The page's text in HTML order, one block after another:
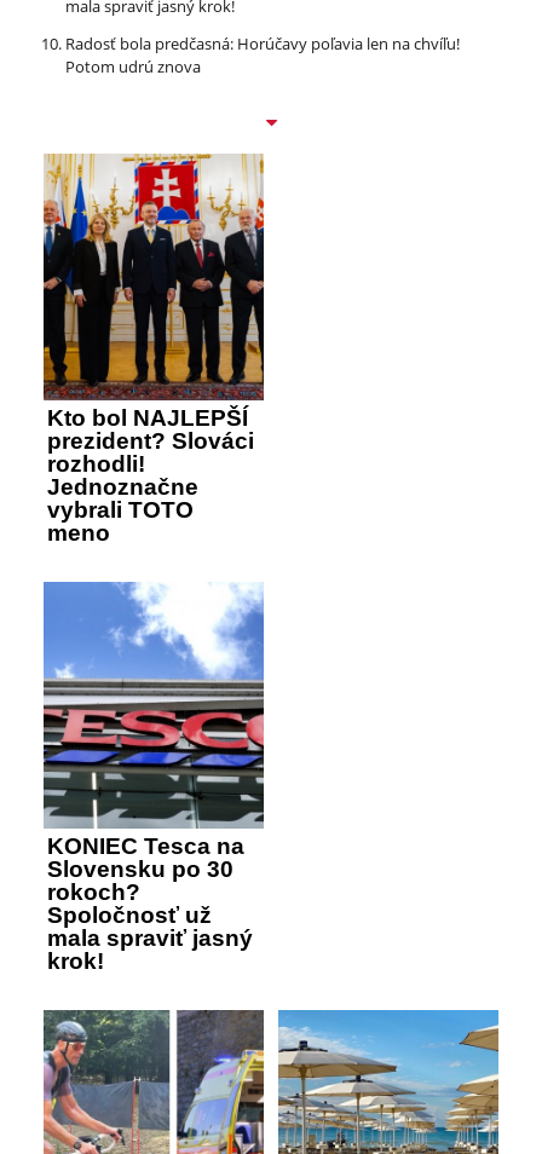
mala spraviť jasný krok!
Radosť bola predčasná: Horúčavy poľavia len na chvíľu!
Potom udrú znova
Kto bol NAJLEPŠÍ
prezident? Slováci
rozhodli!
Jednoznačne
vybrali TOTO
meno
KONIEC Tesca na
Slovensku po 30
rokoch?
Spoločnosť už
mala spraviť jasný
krok!